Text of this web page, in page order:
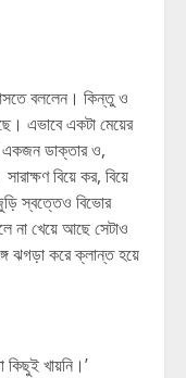
বললেন। কিন্তু ও
এভাবে একটা মেয়ের
একজন ডাক্তার ও,
বিয়ে কর, বিয়ে
স্বত্তেও বিভোর
না খেয়ে আছে সেটাও
ঝগড়া করে ক্লান্ত হয়ে
কিছুই খায়নি।’